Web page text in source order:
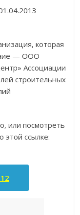
которая
— ООО
Ассоциации
строительных
или посмотреть
этой ссылке: